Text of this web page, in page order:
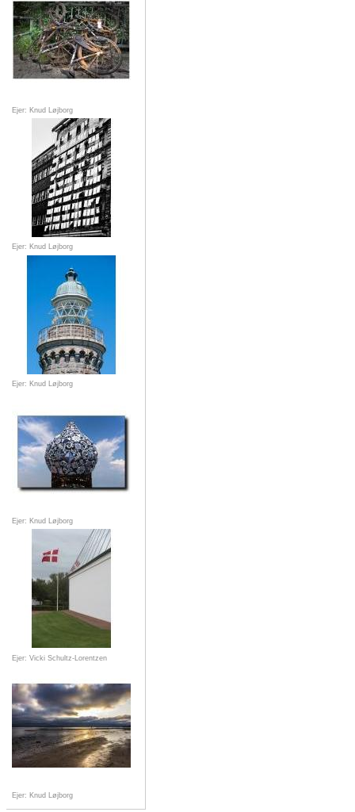
Ejer: Knud Løjborg
Ejer: Knud Løjborg
Ejer: Knud Løjborg
Ejer: Knud Løjborg
Ejer: Vicki Schultz-Lorentzen
Ejer: Knud Løjborg